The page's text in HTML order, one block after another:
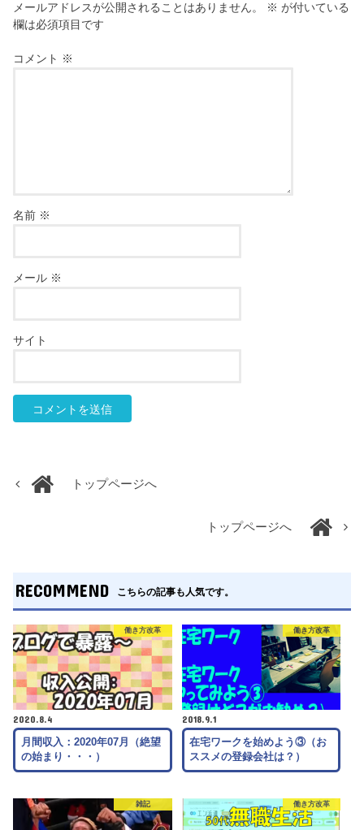
メールアドレスが公開されることはありません。 ※ が付いている
欄は必須項目です
コメント ※
名前 ※
メール ※
サイト
トップページへ
トップページへ
RECOMMEND こちらの記事も人気です。
働き方改革
2020.8.4
月間収入：2020年07月（絶望
の始まり・・・）
働き方改革
2018.9.1
在宅ワークを始めよう③（お
ススメの登録会社は？）
雑記 働き方改革